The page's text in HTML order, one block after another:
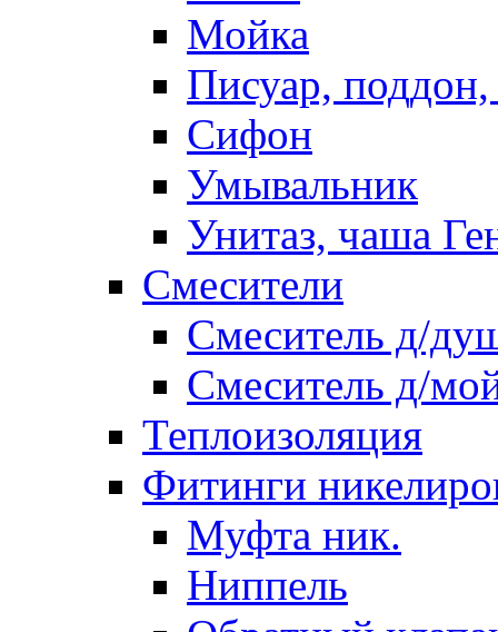
Мойка
Писуар, поддон,
Сифон
Умывальник
Унитаз, чаша
Смесители
Смеситель д/
Смеситель д/
Теплоизоляция
Фитинги
Муфта ник.
Ниппель